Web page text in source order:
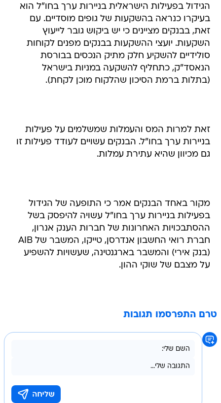
הגידול בפעילות הישראלית בניירות ערך בחו"ל הוא
בעיקרו כנראה בהשקעות של גופים מוסדיים. עם
זאת, בבנקים מציינים כי יש ביקוש גובר לייעוץ
השקעות. יועצי ההשקעות בבנקים מפנים לקוחות
סולידיים להשקיע חלק מתיק הנכסים בבורסת
הנאסד"ק, כתחליף להשקעה במניות בישראל
(בתלות ברמת הסיכון שהלקוח מוכן לקחת).
זאת למרות המס והעמלות שמשלמים על פעילות
בניירות ערך בחו"ל. הבנקים עשויים לעודד פעילות זו
גם מכיוון שהיא עתירת עמלות.
מקור באחד הבנקים אמר כי התופעה של הגידול
בפעילות בניירות ערך בחו"ל עשויה להיפסק בשל
ההסתבכויות האחרונות של חברות הענק אנרון,
חברת רואי החשבון אנדרסן, טייקו, המשבר של AIB
(בנק אירי) והמשבר בארגנטינה, שעשויות להשפיע
על מצבם של שוקי ההון.
טרם התפרסמו תגובות